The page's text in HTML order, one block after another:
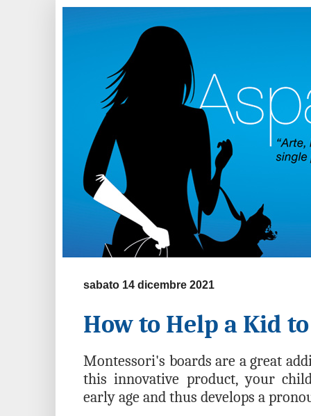
sabato 14 dicembre 2021
How to Help a Kid
Montessori's boards are a great
this innovative product, your
early age and thus develops a